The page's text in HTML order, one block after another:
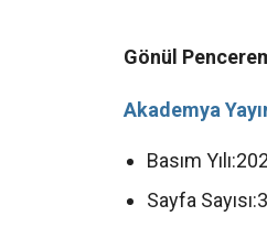
Gönül
Akademya
Basım Yılı:
Sayfa Sayısı: